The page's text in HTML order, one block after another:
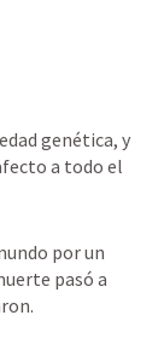
genética, y
a todo el
por un
pasó a